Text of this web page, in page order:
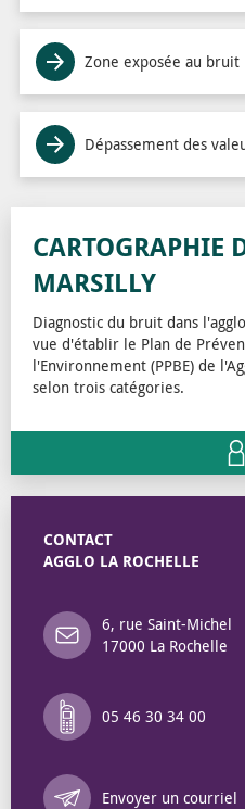
Zone exposée au bruit
Dépassement des
CARTOGRAPHIE
MARSILLY
Diagnostic du bruit dans
vue d'établir le Plan de
l'Environnement (PPBE) de
selon trois catégories.
CONTACT
AGGLO LA ROCHELLE
6, rue Saint-Michel
17000 La Rochelle
05 46 30 34 00
Envoyer un courriel